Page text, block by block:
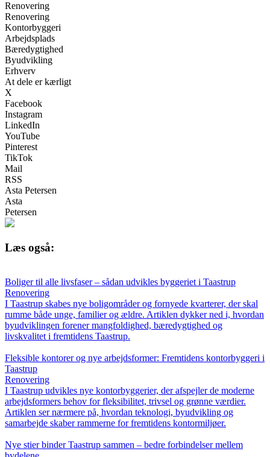
Renovering
Renovering
Kontorbyggeri
Arbejdsplads
Bæredygtighed
Byudvikling
Erhverv
At dele er kærligt
X
Facebook
Instagram
LinkedIn
YouTube
Pinterest
TikTok
Mail
RSS
Asta Petersen
Asta
Petersen
Læs også:
Boliger til alle livsfaser – sådan udvikles byggeriet i Taastrup
Renovering
I Taastrup skabes nye boligområder og fornyede kvarterer, der skal
rumme både unge, familier og ældre. Artiklen dykker ned i, hvordan
byudviklingen forener mangfoldighed, bæredygtighed og
livskvalitet i fremtidens Taastrup.
Fleksible kontorer og nye arbejdsformer: Fremtidens kontorbyggeri i
Taastrup
Renovering
I Taastrup udvikles nye kontorbyggerier, der afspejler de moderne
arbejdsformers behov for fleksibilitet, trivsel og grønne værdier.
Artiklen ser nærmere på, hvordan teknologi, byudvikling og
samarbejde skaber rammerne for fremtidens kontormiljøer.
Nye stier binder Taastrup sammen – bedre forbindelser mellem